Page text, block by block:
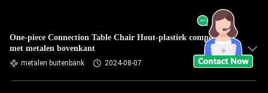
One-piece Connection Table Chair Hout-plastiek composiet
met metalen bovenkant
metalen buitenbank 2024-08-07